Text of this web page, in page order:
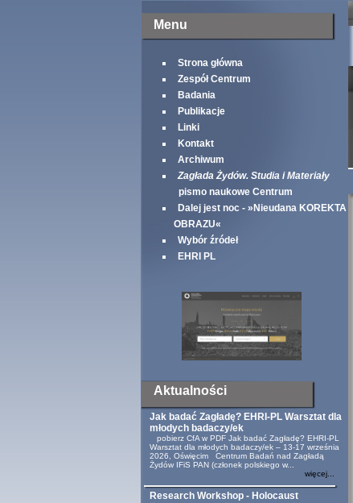
Menu
Strona główna
Zespół Centrum
Badania
Publikacje
Linki
Kontakt
Archiwum
Zagłada Żydów. Studia i Materiały
pismo naukowe Centrum
Dalej jest noc - »Nieudana KOREKTA
OBRAZU«
Wybór źródeł
EHRI PL
Aktualności
Jak badać Zagładę? EHRI-PL Warsztat dla
młodych badaczy/ek
pobierz CfA w PDF Jak badać Zagładę? EHRI-PL
Warsztat dla młodych badaczy/ek – 13-17 września
2026, Oświęcim Centrum Badań nad Zagładą
Żydów IFiS PAN (członek polskiego w...
więcej...
Research Workshop - Holocaust